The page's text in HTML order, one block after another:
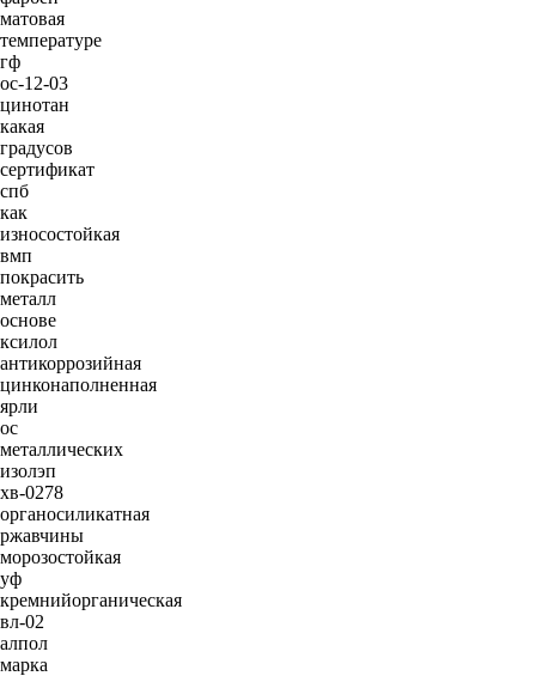
матовая
температуре
гф
ос-12-03
цинотан
какая
градусов
сертификат
спб
как
износостойкая
вмп
покрасить
металл
основе
ксилол
антикоррозийная
цинконаполненная
ярли
ос
металлических
изолэп
хв-0278
органосиликатная
ржавчины
морозостойкая
уф
кремнийорганическая
вл-02
алпол
марка